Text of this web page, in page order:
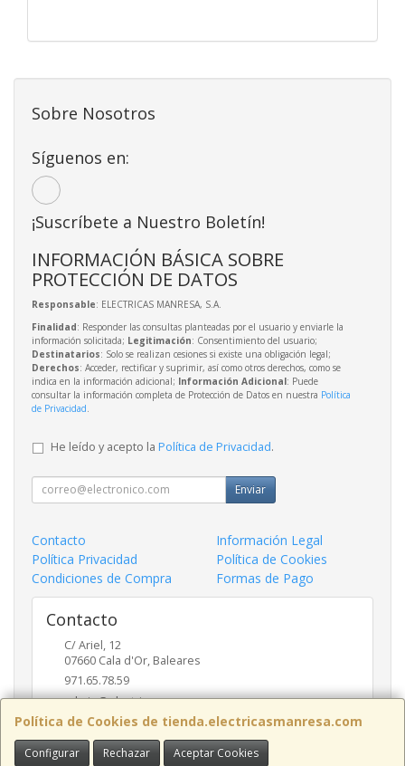
Política de Cookies de tienda.electricasmanresa.com
Configurar Rechazar Aceptar Cookies
Sobre Nosotros
Síguenos en:
¡Suscríbete a Nuestro Boletín!
INFORMACIÓN BÁSICA SOBRE
PROTECCIÓN DE DATOS
Responsable: ELECTRICAS MANRESA, S.A.
Finalidad: Responder las consultas planteadas por el usuario y enviarle la
información solicitada; Legitimación: Consentimiento del usuario;
Destinatarios: Solo se realizan cesiones si existe una obligación legal;
Derechos: Acceder, rectificar y suprimir, así como otros derechos, como se
indica en la información adicional; Información Adicional: Puede
consultar la información completa de Protección de Datos en nuestra Política
de Privacidad
He leído y acepto la Política de Privacidad.
Enviar
Contacto
Información Legal
Política Privacidad
Política de Cookies
Condiciones de Compra
Formas de Pago
Contacto
C/ Ariel, 12
07660 Cala d'Or, Baleares
971.65.78.59
admin@electricasmanresa.com
Horario